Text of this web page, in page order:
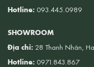
Hotline: 093.445.0989
SHOWROOM
Địa chỉ: 28 Thanh Nhàn,
Hotline: 0971.843.867